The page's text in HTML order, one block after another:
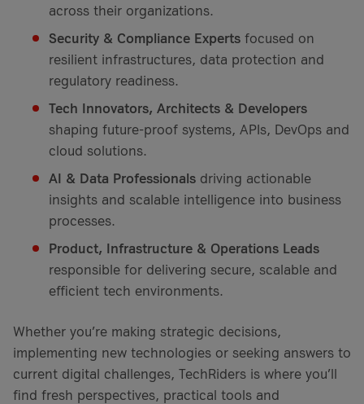
across their organizations.
Security & Compliance Experts focused on
resilient infrastructures, data protection and
regulatory readiness.
Tech Innovators, Architects & Developers
shaping future-proof systems, APIs, DevOps and
cloud solutions.
AI & Data Professionals driving actionable
insights and scalable intelligence into business
processes.
Product, Infrastructure & Operations Leads
responsible for delivering secure, scalable and
efficient tech environments.
Whether you’re making strategic decisions,
implementing new technologies or seeking answers to
current digital challenges, TechRiders is where you’ll
find fresh perspectives, practical tools and